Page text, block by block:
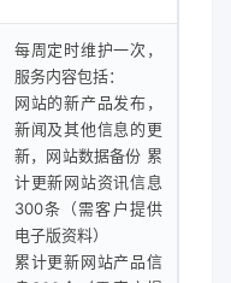
每周定时维护一次，
服务内容包括：
网站的新产品发布，
新闻及其他信息的更
新，网站数据备份 累
计更新网站资讯信息
300条（需客户提供
电子版资料）
累计更新网站产品信